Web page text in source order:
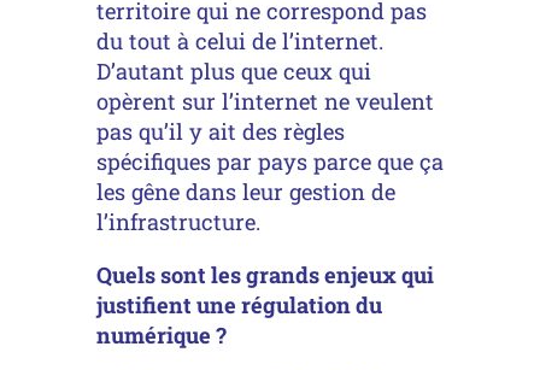
territoire qui ne correspond pas
du tout à celui de l’internet.
D’autant plus que ceux qui
opèrent sur l’internet ne veulent
pas qu’il y ait des règles
spécifiques par pays parce que ça
les gêne dans leur gestion de
l’infrastructure.
Quels sont les grands enjeux qui
justifient une régulation du
numérique ?